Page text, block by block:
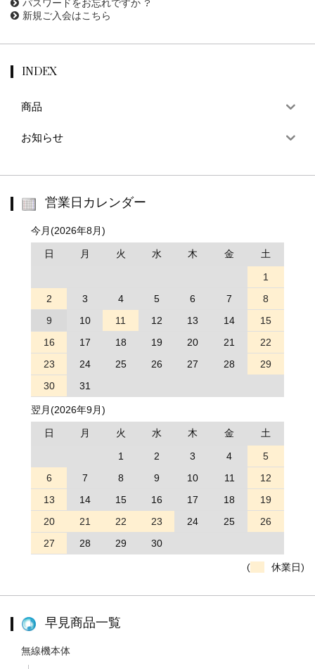
パスワードをお忘れですか ?
新規ご入会はこちら
INDEX
商品
お知らせ
営業日カレンダー
今月(2026年8月)
日 月 火 水 木 金 土
1
2
3 4 5 6 7
8
9
10 11 12 13 14
15
16
17 18 19 20 21
22
23
24 25 26 27 28
29
30
31
翌月(2026年9月)
日 月 火 水 木 金 土
1 2 3 4
5
6
7 8 9 10 11
12
13
14 15 16 17 18
19
20
21 22 23 24 25
26
27
28 29 30
( 休業日)
早見商品一覧
無線機本体